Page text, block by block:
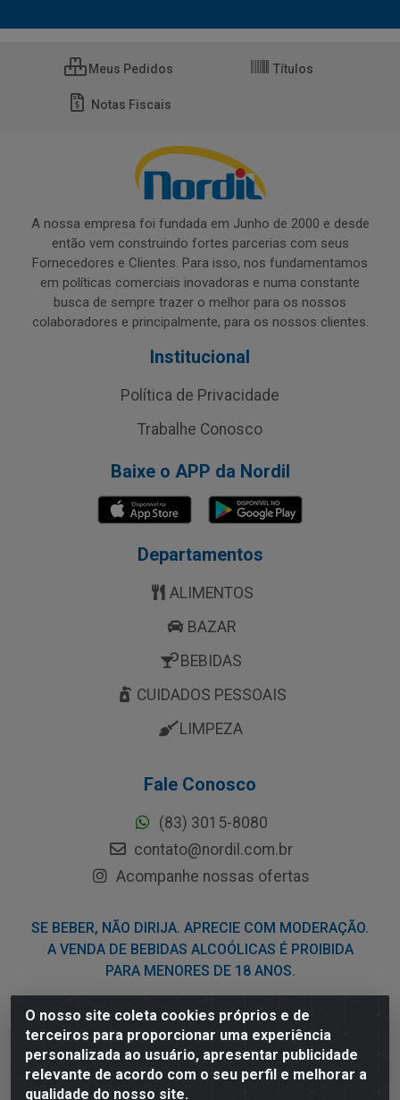
O nosso site coleta cookies próprios e de
terceiros para proporcionar uma experiência
personalizada ao usuário, apresentar publicidade
relevante de acordo com o seu perfil e melhorar a
qualidade do nosso site.
Meus Pedidos Títulos
Notas Fiscais
A nossa empresa foi fundada em Junho de 2000 e desde
então vem construindo fortes parcerias com seus
Fornecedores e Clientes. Para isso, nos fundamentamos
em políticas comerciais inovadoras e numa constante
busca de sempre trazer o melhor para os nossos
colaboradores e principalmente, para os nossos clientes.
Institucional
Política de Privacidade
Trabalhe Conosco
Baixe o APP da Nordil
Departamentos
ALIMENTOS
BAZAR
BEBIDAS
CUIDADOS PESSOAIS
LIMPEZA
Fale Conosco
(83) 3015-8080
contato@nordil.com.br
Acompanhe nossas ofertas
SE BEBER, NÃO DIRIJA. APRECIE COM MODERAÇÃO.
A VENDA DE BEBIDAS ALCOÓLICAS É PROIBIDA
PARA MENORES DE 18 ANOS.
Nordil Distribuidora - Avenida Liberdade, 2738, Bloco F -
Sesi - Bayeux/PB - CEP 58.111-400 - CNPJ
03.775.813/0001-41